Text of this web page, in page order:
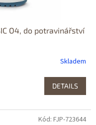
O4, do potravinářství
Skladem
DETAILS
Kód: FJP-723644